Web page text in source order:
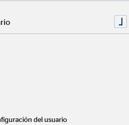
de la Delegación OVB Madrid
su inauguración oficial el 5 de
formado por más de 40
para OVB Allfinanz España
del usuario